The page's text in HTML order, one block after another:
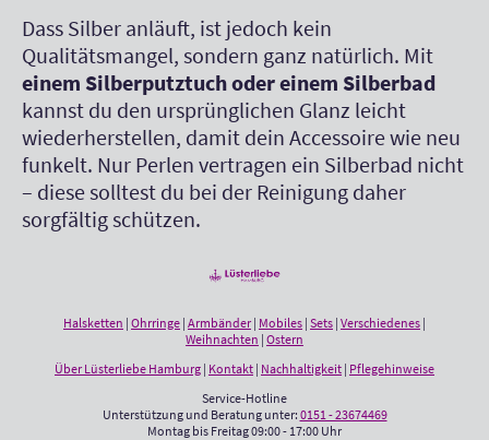
Dass Silber anläuft, ist jedoch kein
Qualitätsmangel, sondern ganz natürlich. Mit
einem Silberputztuch oder einem Silberbad
kannst du den ursprünglichen Glanz leicht
wiederherstellen, damit dein Accessoire wie neu
funkelt. Nur Perlen vertragen ein Silberbad nicht
– diese solltest du bei der Reinigung daher
sorgfältig schützen.
Halsketten | Ohrringe | Armbänder | Mobiles | Sets | Verschiedenes |
Weihnachten | Ostern
Über Lüsterliebe Hamburg | Kontakt | Nachhaltigkeit | Pflegehinweise
Service-Hotline
Unterstützung und Beratung unter: 0151 - 23674469
Montag bis Freitag 09:00 - 17:00 Uhr